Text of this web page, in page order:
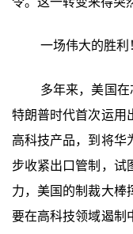
一场伟大的胜
多年来，美国在
特朗普时代首次运用
高科技产品，到将华
步收紧出口管制，试
力，美国的制裁大棒
要在高科技领域遏制